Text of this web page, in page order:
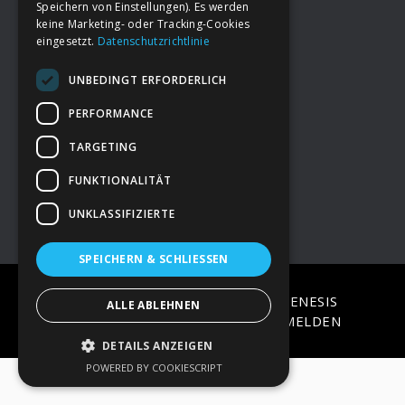
FooterDeine Spende
→ Impressum
→Kontakt zum PAO Team
COPYRIGHT © 2026 · ON
GENESIS
FRAMEWORK·WORDPRESS·ANMELDEN
Speichern von Einstellungen). Es werden
keine Marketing- oder Tracking-Cookies
eingesetzt. Datenschutzrichtlinie
UNBEDINGT ERFORDERLICH
PERFORMANCE
TARGETING
FUNKTIONALITÄT
UNKLASSIFIZIERTE
SPEICHERN & SCHLIESSEN
ALLE ABLEHNEN
DETAILS ANZEIGEN
POWERED BY COOKIESCRIPT